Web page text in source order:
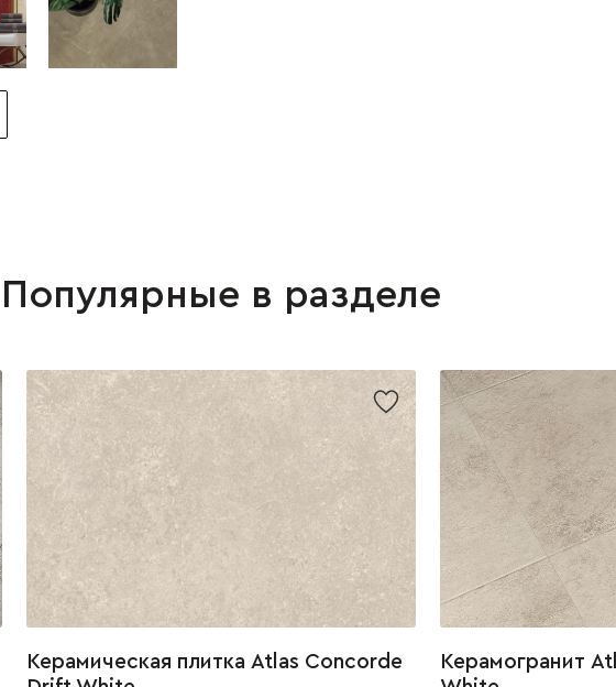
Популярные в разделе
Керамическая плитка Atlas Concorde
Керамогранит